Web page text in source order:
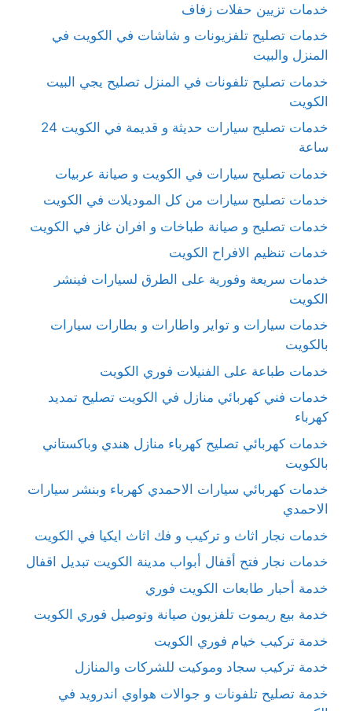
خدمات تزيين حفلات زفاف
خدمات تصليح تلفزيونات و شاشات في الكويت في
المنزل والبيت
خدمات تصليح تلفونات في المنزل تصليح يجي البيت
الكويت
خدمات تصليح سيارات حديثة و قديمة في الكويت 24
ساعة
خدمات تصليح سيارات في الكويت و صيانة عربيات
خدمات تصليح سيارات من كل الموديلات في الكويت
خدمات تصليح و صيانة طباخات و افران غاز في الكويت
خدمات تنظيم الافراح الكويت
خدمات سريعة وفورية على الطرق لسيارات فينشر
الكويت
خدمات سيارات و تواير واطارات و بطارات سيارات
بالكويت
خدمات طباعة على الفنيلات فوري الكويت
خدمات فني كهربائي منازل في الكويت تصليح تمديد
كهرباء
خدمات كهربائي تصليح كهرباء منازل هندي وباكستاني
بالكويت
خدمات كهربائي سيارات الاحمدي كهرباء وبنشر سيارات
الاحمدي
خدمات نجار اثاث و تركيب و فك اثاث ايكيا في الكويت
خدمات نجار فتح أقفال أبواب مدينة الكويت تبديل اقفال
خدمة أحبار طابعات الكويت فوري
خدمة بيع ريموت تلفزيون صيانة وتوصيل فوري الكويت
خدمة تركيب خيام فوري الكويت
خدمة تركيب سجاد وموكيت للشركات والمنازل
خدمة تصليح تلفونات و جوالات هواوي اندرويد في